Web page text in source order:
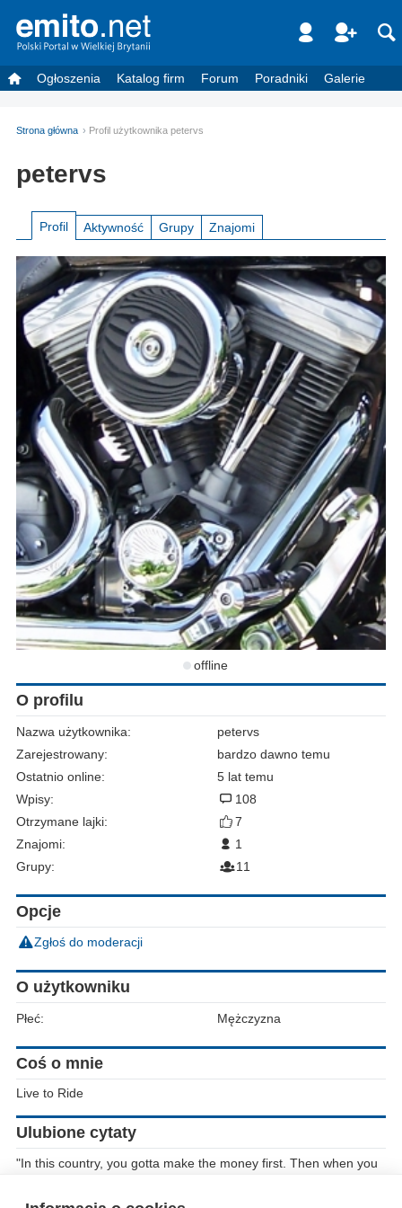
Ogłoszenia Katalog firm Forum Poradniki Galerie
Strona główna Profil użytkownika petervs
petervs
Profil Aktywność Grupy Znajomi
offline
O profilu
Nazwa użytkownika:
petervs
Zarejestrowany:
bardzo dawno temu
Ostatnio online:
5 lat temu
Wpisy:
108
Otrzymane lajki:
7
Znajomi:
1
Grupy:
11
Opcje
Zgłoś do moderacji
O użytkowniku
Płeć: Mężczyzna
Coś o mnie
Live to Ride
Ulubione cytaty
"In this country, you gotta make the money first. Then when you
then you get the women"